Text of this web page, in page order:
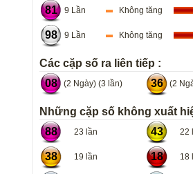
81 9 Lần Không tăng
98 9 Lần Không tăng
Các cặp số ra liên tiếp :
08
(2 Ngày) (3 lần) 36 (2
Những cặp số không xuất
88
23 lần 43 22
38 19 lần 18 18